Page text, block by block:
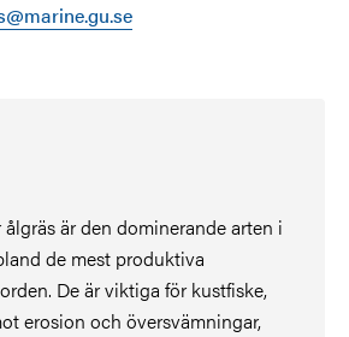
ålgräs är den dominerande arten i
de mest produktiva
De är viktiga för kustfiske,
erosion och översvämningar,